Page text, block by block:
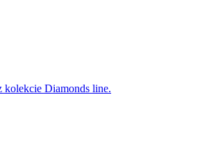
kolekcie Diamonds line.